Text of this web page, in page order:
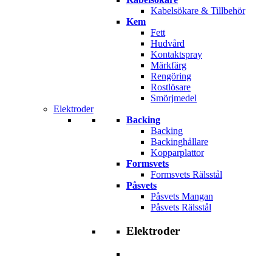
Kabelsökare & Tillbehör
Kem
Fett
Hudvård
Kontaktspray
Märkfärg
Rengöring
Rostlösare
Smörjmedel
Elektroder
Backing
Backing
Backinghållare
Kopparplattor
Formsvets
Formsvets Rälsstål
Påsvets
Påsvets Mangan
Påsvets Rälsstål
Elektroder